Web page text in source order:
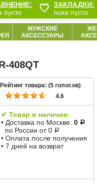
МУЖСКИЕ
АКСЕССУАРЫ
408QT
Рейтинг товара: (5 голосов)
4.6
✔ Товар в наличии
• Доставка по Москве: 0 Р
по России от 0 Р
• Оплата после получения
• 7 дней на возврат
пусто
ЗАКЛАДКИ:
пока пусто